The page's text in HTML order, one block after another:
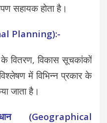
सहायक होता है।
Planning):-
वितरण, विकास सूचकांकों
में विभिन्न प्रकार के
जाता है।
(Geographical